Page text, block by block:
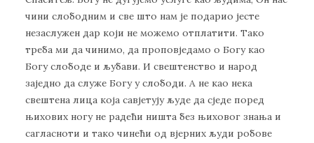
чини слободним и све што нам је подарио јесте
незаслужен дар који не можемо отплатити. Тако
треба ми да чинимо, да проповједамо о Богу као
Богу слободе и љубави. И свештенство и народ
заједно да служе Богу у слободи. А не као нека
свештена лица која савјетују људе да сједе поред
њихових ногу не радећи ништа без њиховог знања и
сагласноти и тако чинећи од вјерних људи робове